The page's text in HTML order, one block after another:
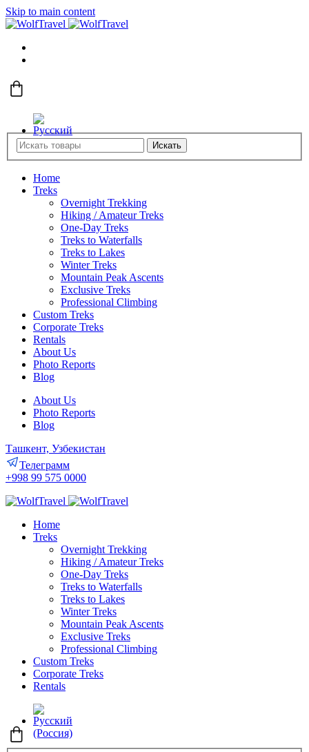
Skip to main content
Искать
Home
Treks
Overnight Trekking
Hiking / Amateur Treks
One-Day Treks
Treks to Waterfalls
Treks to Lakes
Winter Treks
Mountain Peak Ascents
Exclusive Treks
Professional Climbing
Custom Treks
Corporate Treks
Rentals
About Us
Photo Reports
Blog
About Us
Photo Reports
Blog
Ташкент, Узбекистан
Телеграмм
+998 99 575 0000
Home
Treks
Overnight Trekking
Hiking / Amateur Treks
One-Day Treks
Treks to Waterfalls
Treks to Lakes
Winter Treks
Mountain Peak Ascents
Exclusive Treks
Professional Climbing
Custom Treks
Corporate Treks
Rentals